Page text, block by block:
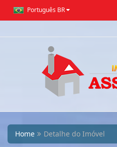
Português BR
Home Detalhe do Imóvel